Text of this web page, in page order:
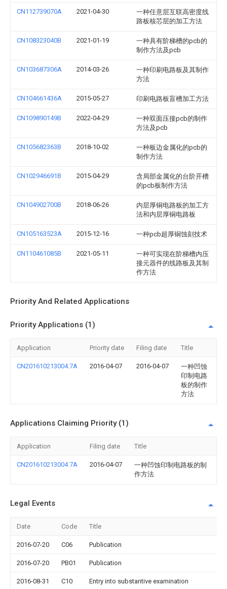
CN112739070A 2021-04-30
一种任意层互联高密度线
路板核芯层的加工方法
CN108323040B 2021-01-19
一种具有阶梯槽的pcb的
制作方法及pcb
CN103687306A 2014-03-26
一种印刷电路板及其制作
方法
CN104661436A 2015-05-27 印刷电路板盲槽加工方法
CN109890149B 2022-04-29
一种双面压接pcb的制作
方法及pcb
CN105682363B 2018-10-02
一种板边金属化的pcb的
制作方法
CN102946691B 2015-04-29
含局部金属化的台阶开槽
的pcb板制作方法
CN104902700B 2018-06-26
内层厚铜电路板的加工方
法和内层厚铜电路板
CN105163523A 2015-12-16 一种pcb超厚铜蚀刻技术
CN110461085B 2021-05-11
一种可实现在阶梯槽内压
接元器件的线路板及其制
作方法
Priority And Related Applications
Priority Applications (1)
Application Priority date Filing date Title
CN201610213004.7A 2016-04-07 2016-04-07
一种凹蚀
印制电路
板的制作
方法
Applications Claiming Priority (1)
Application Filing date Title
CN201610213004.7A 2016-04-07
一种凹蚀印制电路板的制
作方法
Legal Events
Date Code Title
2016-07-20 C06 Publication
2016-07-20 PB01 Publication
2016-08-31 C10 Entry into substantive examination